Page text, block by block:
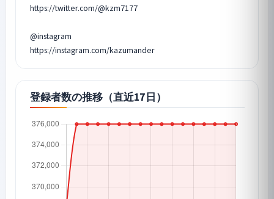
https://twitter.com/@kzm7177
@instagram
https://instagram.com/kazumander
登録者数の推移（直近17日）